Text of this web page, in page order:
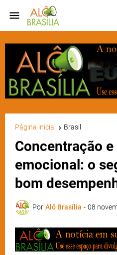
Página inicial Brasil
Concentração
emocional: o
bom
Por Alô Brasília - 08